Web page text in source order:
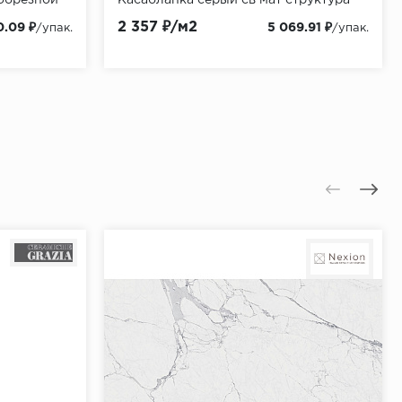
₽/упак.
60x119,5 (2,151м2/51,624м2/24уп)
2 357 ₽/м2 5 069.91 ₽/упак.